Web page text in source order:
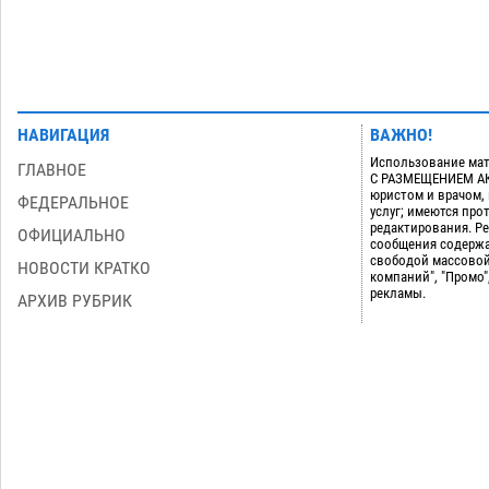
НАВИГАЦИЯ
ГЛАВНОЕ
ФЕДЕРАЛЬНОЕ
ОФИЦИАЛЬНО
НОВОСТИ КРАТКО
АРХИВ РУБРИК
ВАЖНО!
Использование
С РАЗМЕЩЕНИЕМ
юристом и врачом,
услуг; имеются
редактирования.
сообщения
свободой
компаний",
рекламы.